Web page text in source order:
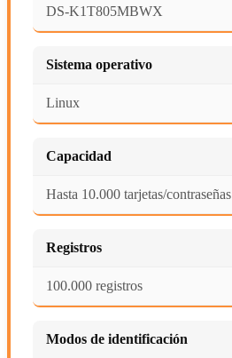
DS-K1T805MBWX
Sistema operativo
Linux
Capacidad
Hasta 10.000 tarjetas/contraseñas
Registros
100.000 registros
Modos de identificación